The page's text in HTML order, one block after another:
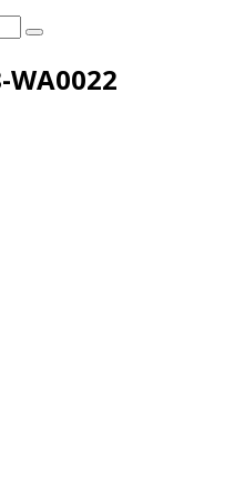
WA0022